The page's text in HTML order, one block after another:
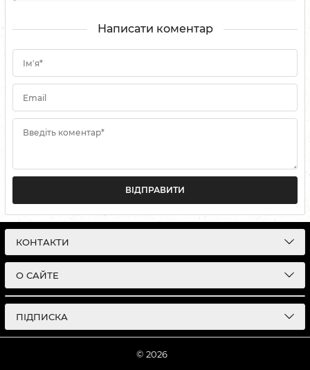
Написати коментар
Ім'я*
Email
Введіть коментар*
ВІДПРАВИТИ
КОНТАКТИ
О САЙТЕ
ПІДПИСКА
© 2026